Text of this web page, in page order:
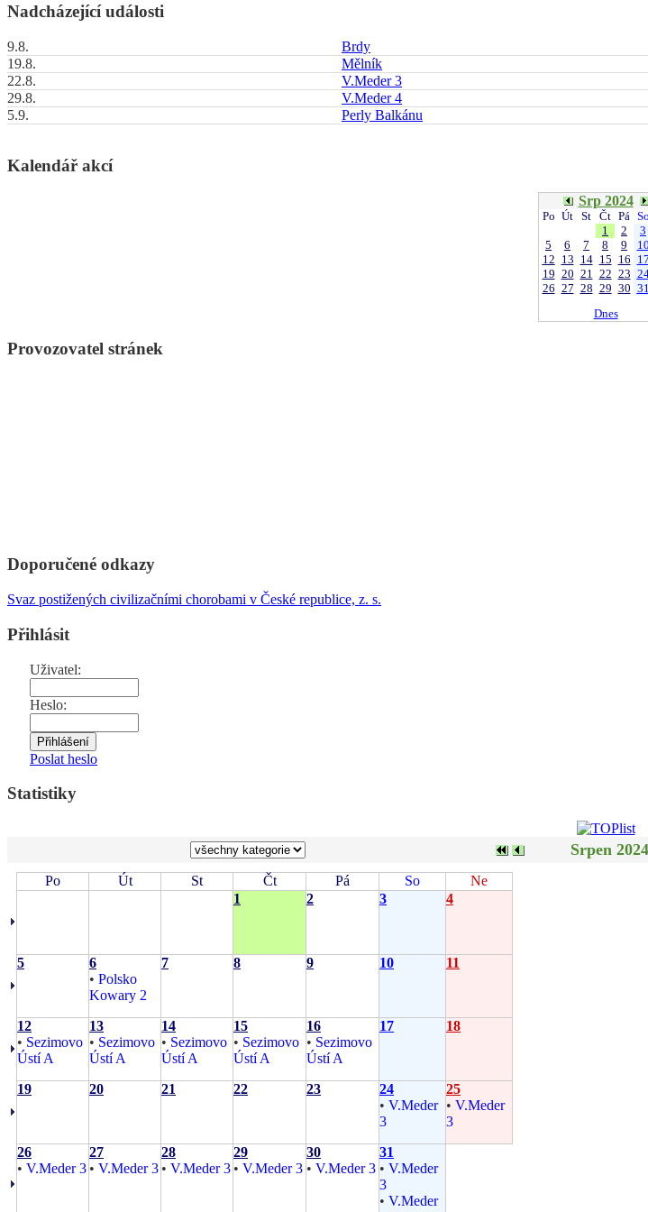
Nadcházející události
9.8.
Brdy
19.8.
Mělník
22.8.
V.Meder 3
29.8.
V.Meder 4
5.9.
Perly Balkánu
Kalendář akcí
Srp 2024
Po Út St Čt Pá So
1
2 3
5
6 7 8 9 10
12 13 14 15 16 17
19 20 21 22 23
26 27 28 29 30 31
Dnes
Provozovatel stránek
Doporučené odkazy
Svaz postižených civilizačními chorobami v České republice, z. s.
Přihlásit
Uživatel:
Heslo:
Poslat heslo
Statistiky
Srpen 2024
Po Út St Čt Pá So
Ne
1
2 3 4
5
6
• Polsko
Kowary 2
7 8 9 10 11
12
• Sezimovo
Ústí A
13
• Sezimovo
Ústí A
14
• Sezimovo
Ústí A
15
• Sezimovo
Ústí A
16
• Sezimovo
Ústí A
17 18
19 20 21 22 23
24
• V.Meder
3
25
• V.Meder
3
26
• V.Meder 3
27
• V.Meder 3
28
• V.Meder 3
29
• V.Meder 3
30
• V.Meder 3
31
• V.Meder
3
• V.Meder